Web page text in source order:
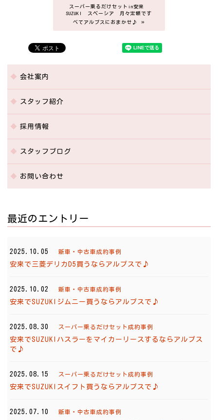
スーパー乗るだけセットin安来
SUZUKI スペーシア 月々定額です
べてアルプスにおまかせ♪
»
会社案内
スタッフ紹介
採用情報
スタッフブログ
お問い合わせ
最近のエントリー
2025.10.05 新車・中古車成約事例
安来で三菱デリカD5買うならアルプスで♪
2025.10.02 新車・中古車成約事例
安来でSUZUKIジムニー買うならアルプスで♪
2025.08.30 スーパー乗るだけセット成約事例
安来でSUZUKIハスラーをマイカーリースするならアルプス
で♪
2025.08.15 スーパー乗るだけセット成約事例
安来でSUZUKIスイフト買うならアルプスで♪
2025.07.10 新車・中古車成約事例